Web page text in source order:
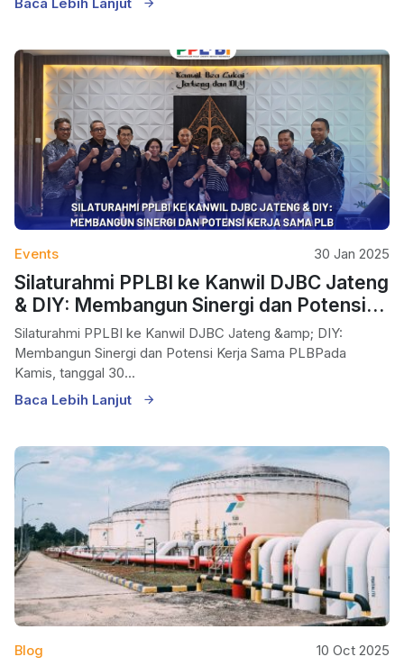
Baca Lebih Lanjut
Events 30 Jan 2025
Silaturahmi PPLBI ke Kanwil DJBC Jateng
& DIY: Membangun Sinergi dan Potensi
Kerja Sama PLB
Silaturahmi PPLBI ke Kanwil DJBC Jateng &amp; DIY:
Membangun Sinergi dan Potensi Kerja Sama PLBPada
Kamis, tanggal 30...
Baca Lebih Lanjut
Blog 10 Oct 2025